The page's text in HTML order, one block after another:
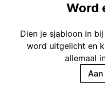
Word
Dien je sjabloon in
word uitgelicht en
allemaal